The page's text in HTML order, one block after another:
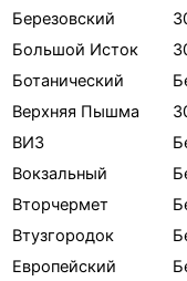
Березовский
Большой Исток
Ботанический
Верхняя Пышма
ВИЗ
Вокзальный
Вторчермет
Втузгородок
Европейский